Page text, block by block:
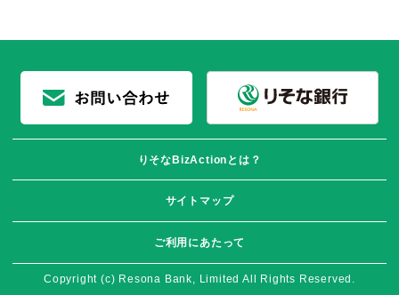
りそなBizActionとは？
サイトマップ
ご利用にあたって
Copyright (c) Resona Bank, Limited All Rights Reserved.